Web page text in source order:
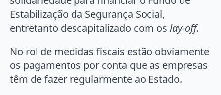
Estabilização da Segurança Social,
entretanto descapitalizado com os lay-off.
No rol de medidas fiscais estão obviamente
os pagamentos por conta que as empresas
têm de fazer regularmente ao Estado.